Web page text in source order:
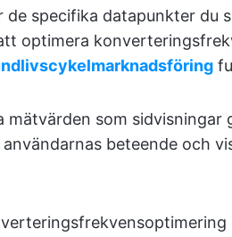
de specifika datapunkter du
optimera
mätvärden som
beteende och